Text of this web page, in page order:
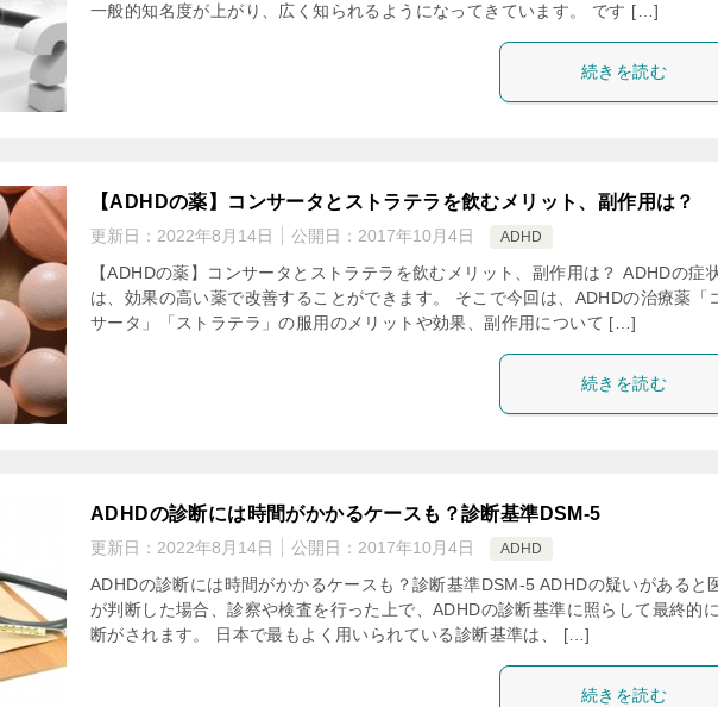
一般的知名度が上がり、広く知られるようになってきています。 です […]
続きを読む
【ADHDの薬】コンサータとストラテラを飲むメリット、副作用は？
更新日： 2022年8月14日 公開日： 2017年10月4日 ADHD
【ADHDの薬】コンサータとストラテラを飲むメリット、副作用は？ ADHDの症
は、効果の高い薬で改善することができます。 そこで今回は、ADHDの治療薬「
サータ」「ストラテラ」の服用のメリットや効果、副作用について […]
続きを読む
ADHDの診断には時間がかかるケースも？診断基準DSM-5
更新日： 2022年8月14日 公開日： 2017年10月4日 ADHD
ADHDの診断には時間がかかるケースも？診断基準DSM-5 ADHDの疑いがあると
が判断した場合、診察や検査を行った上で、ADHDの診断基準に照らして最終的
断がされます。 日本で最もよく用いられている診断基準は、 […]
続きを読む